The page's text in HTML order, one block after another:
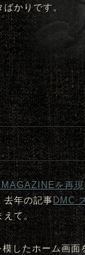
ばかりです。
を再
去年の記事DMC
えて。
したホーム画面